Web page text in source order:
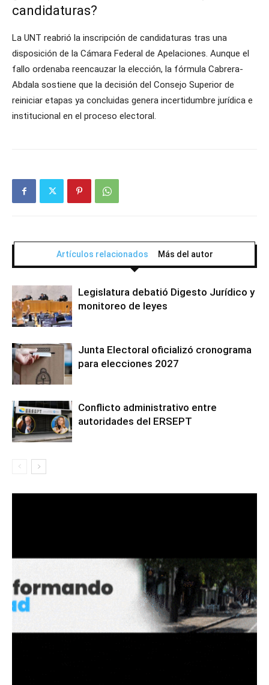
candidaturas?
La UNT reabrió la inscripción de candidaturas tras una
disposición de la Cámara Federal de Apelaciones. Aunque el
fallo ordenaba reencauzar la elección, la fórmula Cabrera-
Abdala sostiene que la decisión del Consejo Superior de
reiniciar etapas ya concluidas genera incertidumbre jurídica e
institucional en el proceso electoral.
Artículos relacionados Más del autor
Legislatura debatió Digesto Jurídico y
monitoreo de leyes
Junta Electoral oficializó cronograma
para elecciones 2027
Conflicto administrativo entre
autoridades del ERSEPT